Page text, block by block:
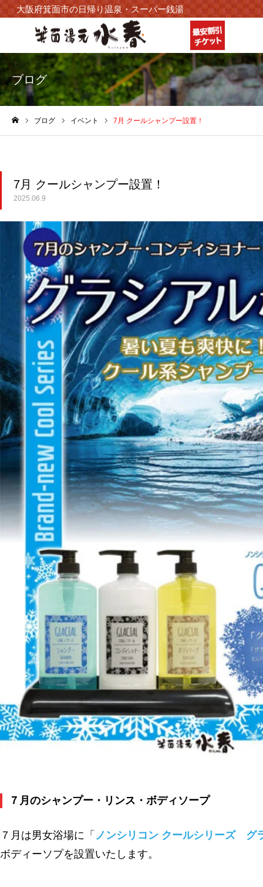
大阪府箕面市の日帰り温泉・スーパー銭湯
ブログ
ブログ イベント 7月 クールシャンプー設置！
7月 クールシャンプー設置！
2025.06.9
７月のシャンプー・リンス・ボディソープ
７月は男女浴場に「 ノンシリコン クールシリーズ グ
ボディーソプを設置いたします。